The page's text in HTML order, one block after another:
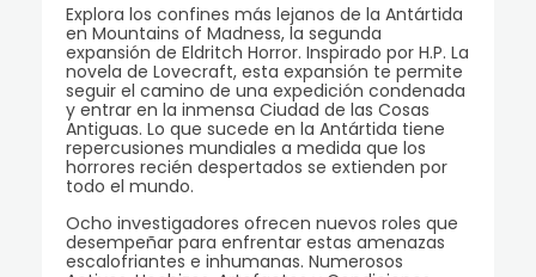
Explora los confines más lejanos de la Antártida
en Mountains of Madness, la segunda
expansión de Eldritch Horror. Inspirado por H.P. La
novela de Lovecraft, esta expansión te permite
seguir el camino de una expedición condenada
y entrar en la inmensa Ciudad de las Cosas
Antiguas. Lo que sucede en la Antártida tiene
repercusiones mundiales a medida que los
horrores recién despertados se extienden por
todo el mundo.
Ocho investigadores ofrecen nuevos roles que
desempeñar para enfrentar estas amenazas
escalofriantes e inhumanas. Numerosos